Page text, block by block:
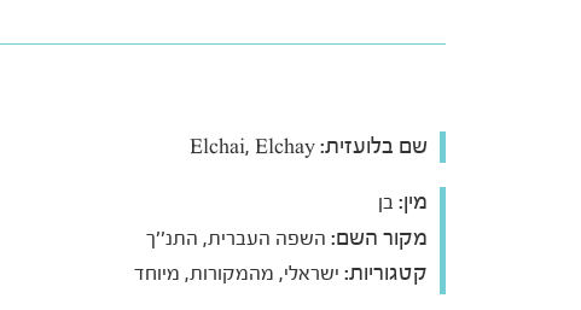
שם בלועזית:
מין: בן
מקור השם: השפה העברית, התנ''ך
קטגוריות: ישראלי, מהמקורות, מיוחד